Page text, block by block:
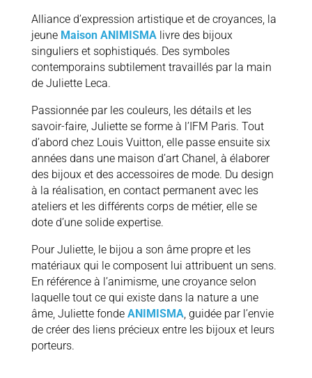
Alliance d’expression artistique et de croyances, la
jeune Maison ANIMISMAlivre des bijoux
singuliers et sophistiqués. Des symboles
contemporains subtilement travaillés par la main
de Juliette Leca.
Passionnée par les couleurs, les détails et les
savoir-faire, Juliette se forme à l’IFM Paris. Tout
d’abord chez Louis Vuitton, elle passe ensuite six
années dans une maison d’art Chanel, à élaborer
des bijoux et des accessoires de mode. Du design
à la réalisation, en contact permanent avec les
ateliers et les différents corps de métier, elle se
dote d’une solide expertise.
Pour Juliette, le bijou a son âme propre et les
matériaux qui le composent lui attribuent un sens.
En référence à l’animisme, une croyance selon
laquelle tout ce qui existe dans la nature a une
âme, Juliette fonde ANIMISMA, guidée par l’envie
de créer des liens précieux entre les bijoux et leurs
porteurs.